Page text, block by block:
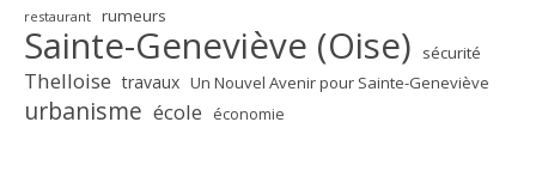
restaurant rumeurs
Sainte-Geneviève (Oise) sécurité
Thelloise travaux Un Nouvel Avenir pour Sainte-Geneviève
urbanisme école économie